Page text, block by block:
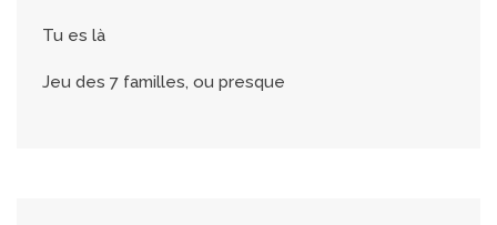
Tu es là
Jeu des 7 familles, ou presque